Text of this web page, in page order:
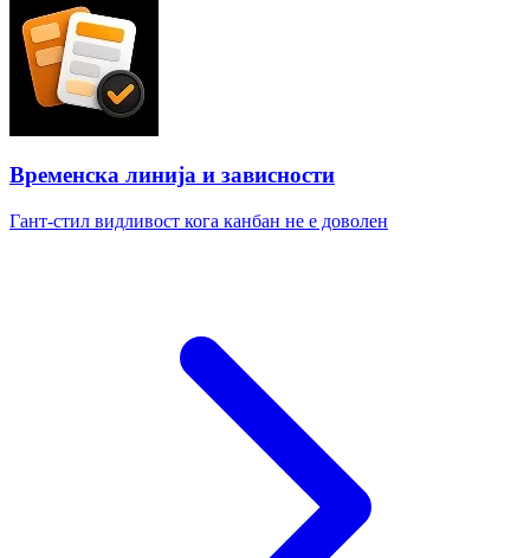
Временска линија и зависности
Гант-стил видливост кога канбан не е доволен